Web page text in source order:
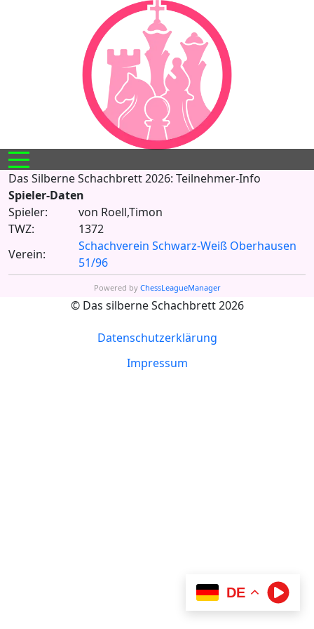
Mobile Menu Toggle
DE
Das Silberne Schachbrett 2026: Teilnehmer-Info
Spieler-Daten
Spieler:
von Roell,Timon
TWZ:
1372
Verein:
Schachverein Schwarz-Weiß Oberhausen
51/96
Powered by ChessLeagueManager
© Das silberne Schachbrett 2026
Datenschutzerklärung
Impressum